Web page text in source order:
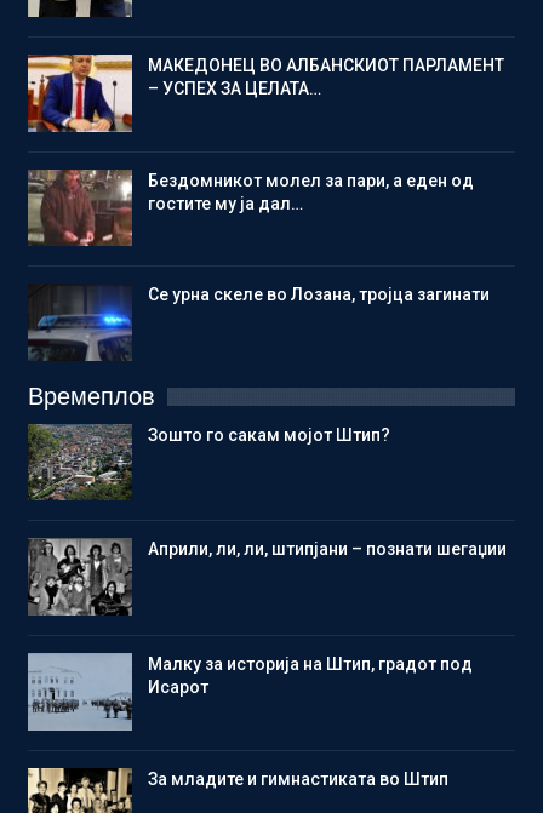
МАКЕДОНЕЦ ВО АЛБАНСКИОТ ПАРЛАМЕНТ
– УСПЕХ ЗА ЦЕЛАТА…
Бездомникот молел за пари, а еден од
гостите му ја дал…
Се урна скеле во Лозана, тројца загинати
Времеплов
Зошто го сакам мојот Штип?
Aприли, ли, ли, штипјани – познати шегаџии
Малку за историја на Штип, градот под
Исарот
Зa младите и гимнастиката во Штип